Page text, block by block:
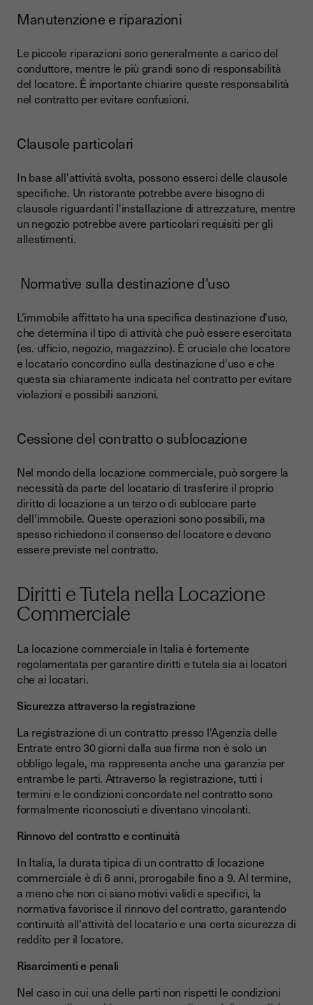
Manutenzione e riparazioni
Le piccole riparazioni sono generalmente a carico del
conduttore, mentre le più grandi sono di responsabilità
del locatore. È importante chiarire queste responsabilità
nel contratto per evitare confusioni.
Clausole particolari
In base all'attività svolta, possono esserci delle clausole
specifiche. Un ristorante potrebbe avere bisogno di
clausole riguardanti l'installazione di attrezzature, mentre
un negozio potrebbe avere particolari requisiti per gli
allestimenti.
Normative sulla destinazione d'uso
L'immobile affittato ha una specifica destinazione d'uso,
che determina il tipo di attività che può essere esercitata
(es. ufficio, negozio, magazzino). È cruciale che locatore
e locatario concordino sulla destinazione d'uso e che
questa sia chiaramente indicata nel contratto per evitare
violazioni e possibili sanzioni.
Cessione del contratto o sublocazione
Nel mondo della locazione commerciale, può sorgere la
necessità da parte del locatario di trasferire il proprio
diritto di locazione a un terzo o di sublocare parte
dell'immobile. Queste operazioni sono possibili, ma
spesso richiedono il consenso del locatore e devono
essere previste nel contratto.
Diritti e Tutela nella Locazione
Commerciale
La locazione commerciale in Italia è fortemente
regolamentata per garantire diritti e tutela sia ai locatori
che ai locatari.
Sicurezza attraverso la registrazione
La registrazione di un contratto presso l'Agenzia delle
Entrate entro 30 giorni dalla sua firma non è solo un
obbligo legale, ma rappresenta anche una garanzia per
entrambe le parti. Attraverso la registrazione, tutti i
termini e le condizioni concordate nel contratto sono
formalmente riconosciuti e diventano vincolanti.
Rinnovo del contratto e continuità
In Italia, la durata tipica di un contratto di locazione
commerciale è di 6 anni, prorogabile fino a 9. Al termine,
a meno che non ci siano motivi validi e specifici, la
normativa favorisce il rinnovo del contratto, garantendo
continuità all'attività del locatario e una certa sicurezza di
reddito per il locatore.
Risarcimenti e penali
Nel caso in cui una delle parti non rispetti le condizioni